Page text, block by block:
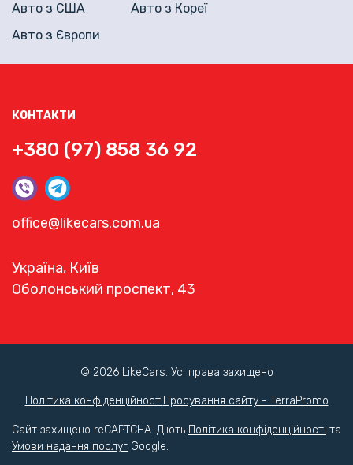
КОНТАКТИ
+380 (97) 858 36 92
office@likecars.com.ua
Україна, Київ
Оболонський проспект, 43
Авто з США
Авто з Кореї
Авто з Європи
© 2026 LikeCars. Усі права захищено
Політика конфіденційностіПросування сайту - TerraPromo
Сайт захищено reCAPTCHA. Діють Політика конфіденційності та
Умови надання послуг Google.